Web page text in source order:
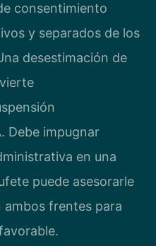
consentimiento
y separados de los
desestimación de
Debe impugnar
en una
puede asesorarle
frentes para